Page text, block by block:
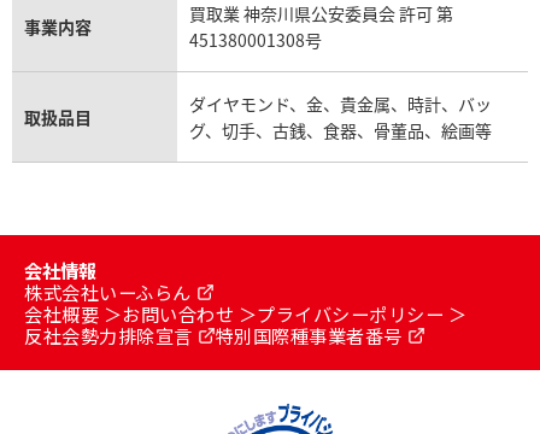
事業内容
買取業 神奈川県公安委員会 許可 第
451380001308号
取扱品目
ダイヤモンド、金、貴金属、時計、バッ
グ、切手、古銭、食器、骨董品、絵画等
会社情報
株式会社いーふらん
会社概要
お問い合わせ
プライバシーポリシー
反社会勢力排除宣言
特別国際種事業者番号